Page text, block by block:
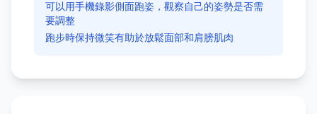
可以用手機錄影側面跑姿，觀察自己的姿勢是否需
要調整
跑步時保持微笑有助於放鬆面部和肩膀肌肉